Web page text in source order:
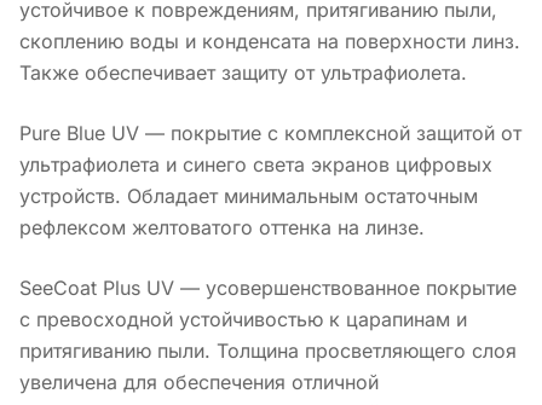
устойчивое к повреждениям, притягиванию пыли,
скоплению воды и конденсата на поверхности линз.
Также обеспечивает защиту от ультрафиолета.
Pure Blue UV — покрытие с комплексной защитой от
ультрафиолета и синего света экранов цифровых
устройств. Обладает минимальным остаточным
рефлексом желтоватого оттенка на линзе.
SeeCoat Plus UV — усовершенствованное покрытие
с превосходной устойчивостью к царапинам и
притягиванию пыли. Толщина просветляющего слоя
увеличена для обеспечения отличной